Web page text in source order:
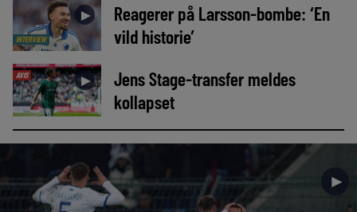
INTERVIEW
►
Reagerer på Larsson-bombe: ‘En
vild historie’
AVIS ►
Jens Stage-transfer meldes
kollapset
►